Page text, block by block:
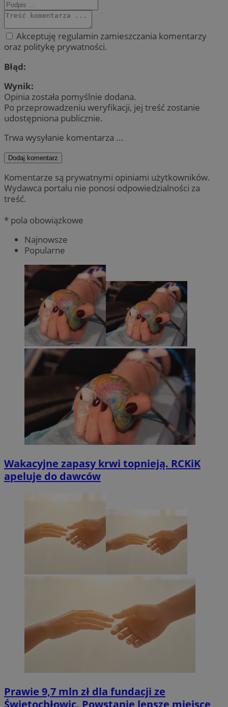
Akceptuję regulamin zamieszczania komentarzy
oraz politykę prywatności.
Błąd:
Wynik:
Opinia została pomyślnie dodana.
Po przeprowadzeniu weryfikacji, jej treść zostanie
udostępniona publicznie.
Trwa wysyłanie komentarza ...
Dodaj komentarz
Komentarze są prywatnymi opiniami użytkowników.
Wydawca portalu nie ponosi odpowiedzialności za
treść.
* pola obowiązkowe
Najnowsze
Popularne
Wakacyjne zapasy krwi topnieją. RCKiK
apeluje do dawców
Prawie 9,7 mln zł dla fundacji ze
Świętochłowic. Powstanie lepsze miejsce